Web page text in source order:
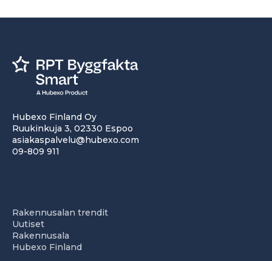
Hubexo Finland Oy
Ruukinkuja 3, 02330 Espoo
asiakaspalvelu@hubexo.com
09-809 911
Rakennusalan trendit
Uutiset
Rakennusala
Hubexo Finland